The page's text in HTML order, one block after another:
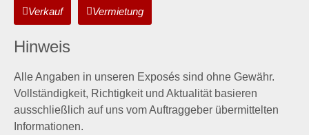
Verkauf Vermietung
Hinweis
Alle Angaben in unseren Exposés sind ohne Gewähr.
Vollständigkeit, Richtigkeit und Aktualität basieren
ausschließlich auf uns vom Auftraggeber übermittelten
Informationen.